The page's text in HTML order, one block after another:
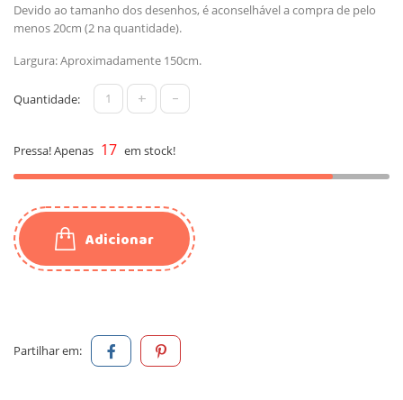
Devido ao tamanho dos desenhos, é aconselhável a compra de pelo
menos 20cm (2 na quantidade).
Largura: Aproximadamente 150cm.
Quantidade: + -
Pressa! Apenas 17 em stock!
Adicionar
Partilhar em: